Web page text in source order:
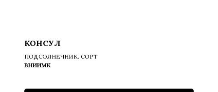
КОНСУЛ
ПОДСОЛНЕЧНИК. СОРТ
ВНИИМК